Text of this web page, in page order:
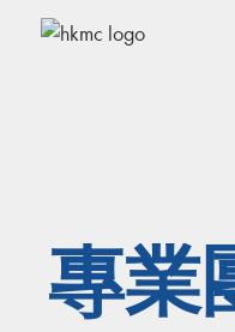
專業